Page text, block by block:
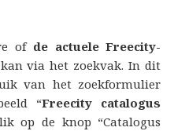
of de actuele Freecity-
via het zoekvak. In dit
van het zoekformulier
“Freecity catalogus
op de knop “Catalogus